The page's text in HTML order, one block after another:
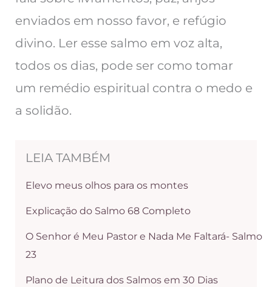
enviados em nosso favor, e refúgio
divino. Ler esse salmo em voz alta,
todos os dias, pode ser como tomar
um remédio espiritual contra o medo e
a solidão.
LEIA TAMBÉM
Elevo meus olhos para os montes
Explicação do Salmo 68 Completo
O Senhor é Meu Pastor e Nada Me Faltará- Salmo
23
Plano de Leitura dos Salmos em 30 Dias